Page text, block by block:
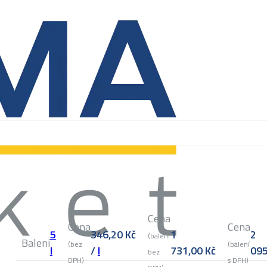
Balení5
l
Cena
(bez
DPH)
346,20Kč
/l
Cena
(balení
bez
1
731,00Kč
Cena
(balení
s DPH)
2
095